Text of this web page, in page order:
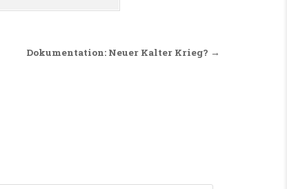
Dokumentation: Neuer Kalter Krieg? →